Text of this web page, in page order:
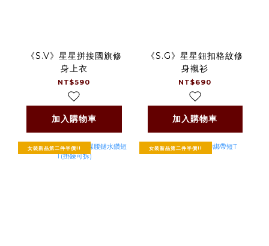
《S.V》星星拼接國旗修
身上衣
NT$590
加入購物車
《S.G》星星鈕扣格紋修
身襯衫
NT$690
加入購物車
女裝新品第二件半價!! 女裝新品第二件半價!!